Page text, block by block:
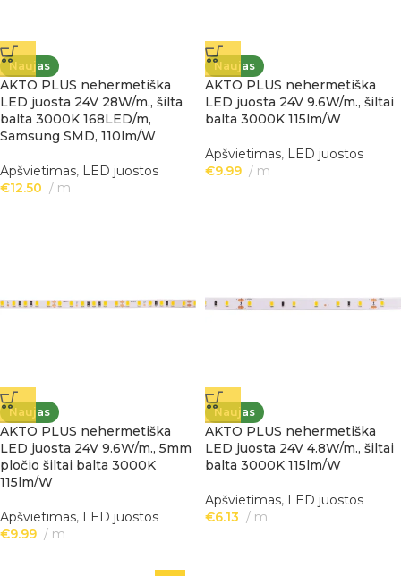
Naujas
AKTO PLUS nehermetiška
LED juosta 24V 28W/m., šilta
balta 3000K 168LED/m,
Samsung SMD, 110lm/W
Apšvietimas, LED juostos
€12.50 m
Naujas
AKTO PLUS nehermetiška
LED juosta 24V 9.6W/m., šiltai
balta 3000K 115lm/W
Apšvietimas, LED juostos
€9.99 m
Naujas
AKTO PLUS nehermetiška
LED juosta 24V 9.6W/m., 5mm
pločio šiltai balta 3000K
115lm/W
Apšvietimas, LED juostos
€9.99 m
Naujas
AKTO PLUS nehermetiška
LED juosta 24V 4.8W/m., šiltai
balta 3000K 115lm/W
Apšvietimas, LED juostos
€6.13 m